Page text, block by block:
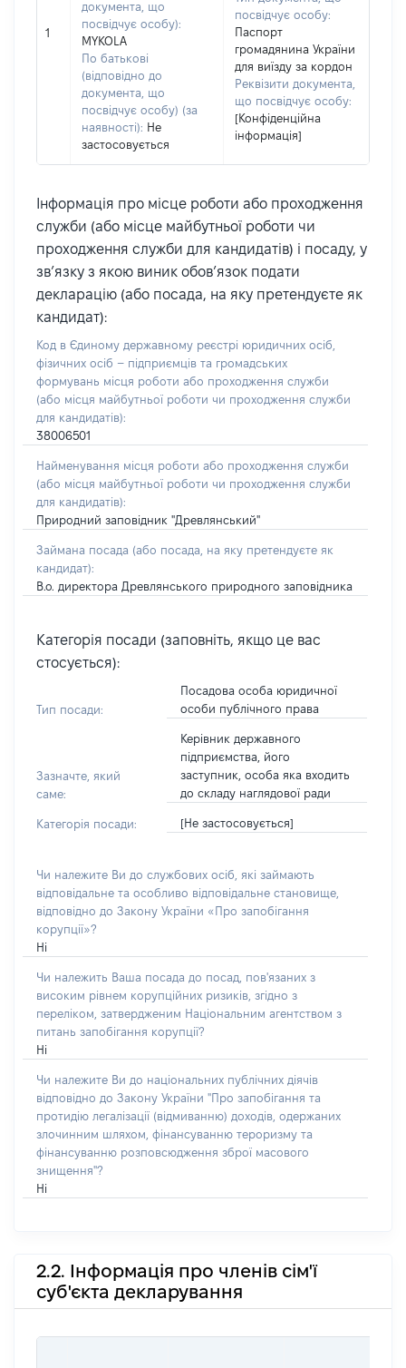
1
документа, що
посвідчує особу):
MYKOLA
По батькові
(відповідно до
документа, що
посвідчує особу) (за
наявності): Не
застосовується
посвідчує особу:
Паспорт
громадянина України
для виїзду за кордон
Реквізити документа,
що посвідчує особу:
[Конфіденційна
інформація]
Інформація про місце роботи або проходження
служби (або місце майбутньої роботи чи
проходження служби для кандидатів) і посаду, у
зв’язку з якою виник обов’язок подати
декларацію (або посада, на яку претендуєте як
кандидат):
Код в Єдиному державному реєстрі юридичних осіб,
фізичних осіб – підприємців та громадських
формувань місця роботи або проходження служби
(або місця майбутньої роботи чи проходження служби
для кандидатів):
38006501
Найменування місця роботи або проходження служби
(або місця майбутньої роботи чи проходження служби
для кандидатів):
Природний заповідник "Древлянський"
Займана посада (або посада, на яку претендуєте як
кандидат):
В.о. директора Древлянського природного заповідника
Категорія посади (заповніть, якщо це вас
стосується):
Тип посади:
Посадова особа юридичної
особи публічного права
Зазначте, який
саме:
Керівник державного
підприємства, його
заступник, особа яка входить
до складу наглядової ради
Категорія посади: [Не застосовується]
Чи належите Ви до службових осіб, які займають
відповідальне та особливо відповідальне становище,
відповідно до Закону України «Про запобігання
корупції»?
Ні
Чи належить Ваша посада до посад, пов'язаних з
високим рівнем корупційних ризиків, згідно з
переліком, затвердженим Національним агентством з
питань запобігання корупції?
Ні
Чи належите Ви до національних публічних діячів
відповідно до Закону України "Про запобігання та
протидію легалізації (відмиванню) доходів, одержаних
злочинним шляхом, фінансуванню тероризму та
фінансуванню розповсюдження зброї масового
знищення"?
Ні
2.2. Інформація про членів сім'ї
суб'єкта декларування